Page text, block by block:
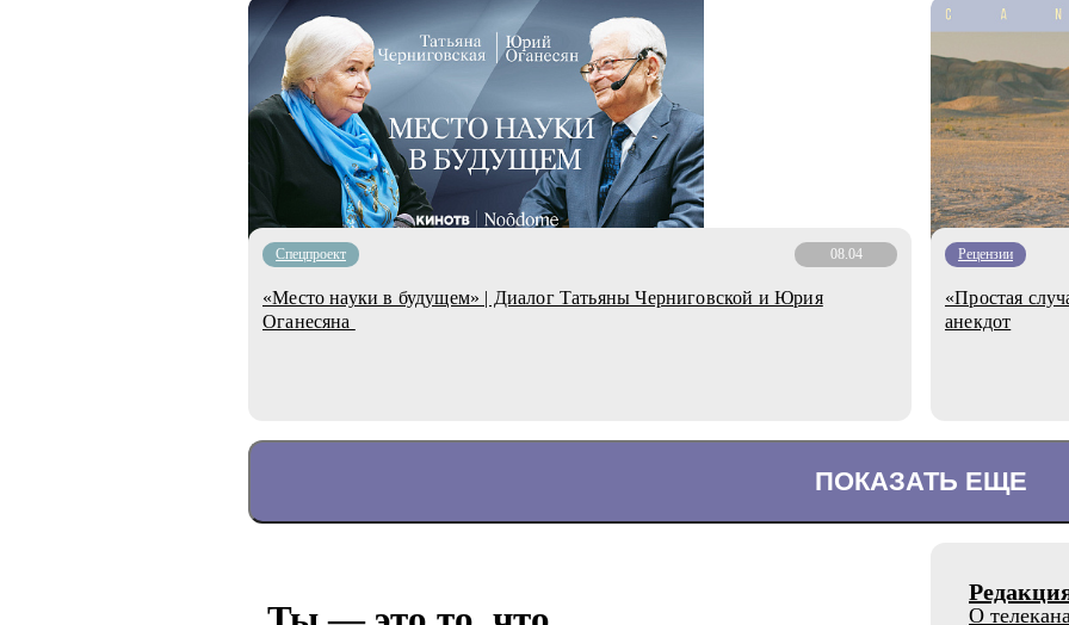
Спецпроект 08.04
«Место науки в будущем» | Диалог Татьяны Черниговской и Юрия
Оганесяна
Рецензии
«Простая
анекдот
ПОКАЗАТЬ ЕЩЕ
О